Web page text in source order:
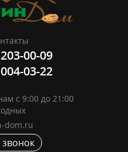
00-09
03-22
с 9:00 до 21:00
dom.ru
звонок